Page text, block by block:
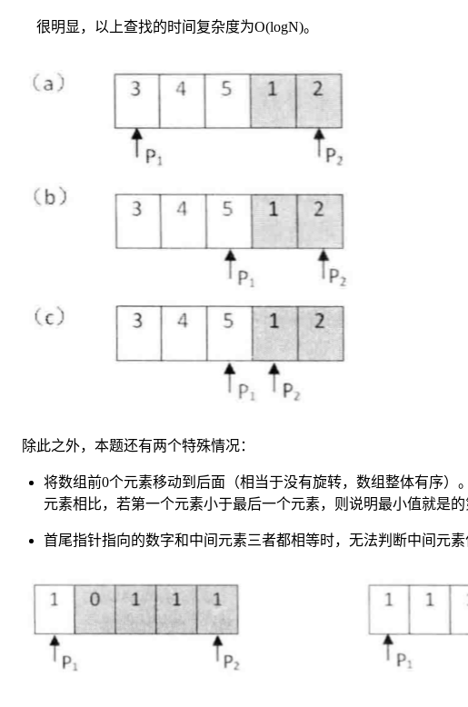
很明显，以上查找的时间复杂度为O(logN)。
除此之外，本题还有两个特殊情况：
将数组前0个元素移动到后面（相当于没有旋转，数组整体有序
元素相比，若第一个元素小于最后一个元素，则说明最小值就是的
首尾指针指向的数字和中间元素三者都相等时，无法判断中间元